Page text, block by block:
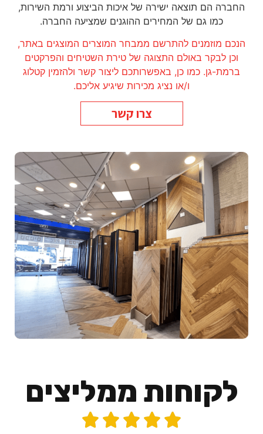
החברה הם תוצאה ישירה של איכות הביצוע ורמת השירות,
כמו גם של המחירים ההוגנים שמציעה החברה.
הנכם מוזמנים להתרשם ממבחר המוצרים המוצגים באתר,
וכן לבקר באולם התצוגה של טירת השטיחים והפרקטים
ברמת-גן. כמו כן, באפשרותכם ליצור קשר ולהזמין קטלוג
ו/או נציג מכירות שיגיע אליכם.
צרו קשר
לקוחות ממליצים




